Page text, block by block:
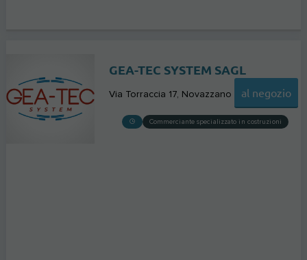
GEA-TEC SYSTEM SAGL
Via Torraccia 17 Novazzano al negozio
Commerciante specializzato in costruzioni